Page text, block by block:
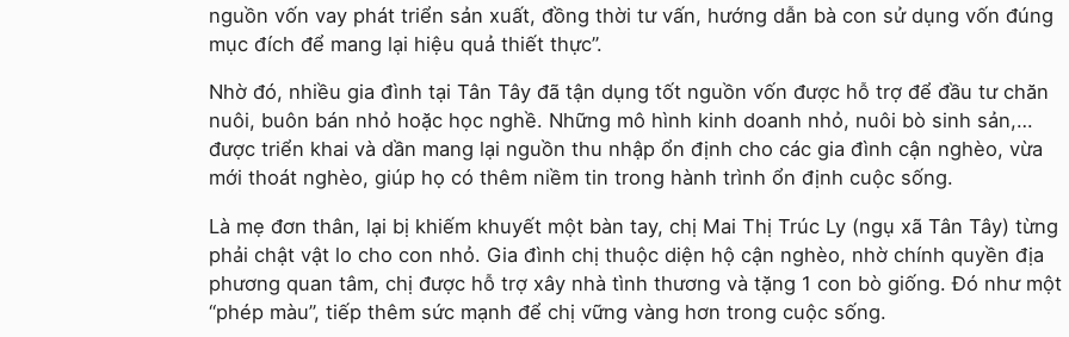
nguồn vốn vay phát triển sản xuất, đồng thời tư vấn, hướng dẫn bà con sử dụng vốn đúng
mục đích để mang lại hiệu quả thiết thực”.
Nhờ đó, nhiều gia đình tại Tân Tây đã tận dụng tốt nguồn vốn được hỗ trợ để đầu tư chăn
nuôi, buôn bán nhỏ hoặc học nghề. Những mô hình kinh doanh nhỏ, nuôi bò sinh sản,…
được triển khai và dần mang lại nguồn thu nhập ổn định cho các gia đình cận nghèo, vừa
mới thoát nghèo, giúp họ có thêm niềm tin trong hành trình ổn định cuộc sống.
Là mẹ đơn thân, lại bị khiếm khuyết một bàn tay, chị Mai Thị Trúc Ly (ngụ xã Tân Tây) từng
phải chật vật lo cho con nhỏ. Gia đình chị thuộc diện hộ cận nghèo, nhờ chính quyền địa
phương quan tâm, chị được hỗ trợ xây nhà tình thương và tặng 1 con bò giống. Đó như một
“phép màu”, tiếp thêm sức mạnh để chị vững vàng hơn trong cuộc sống.